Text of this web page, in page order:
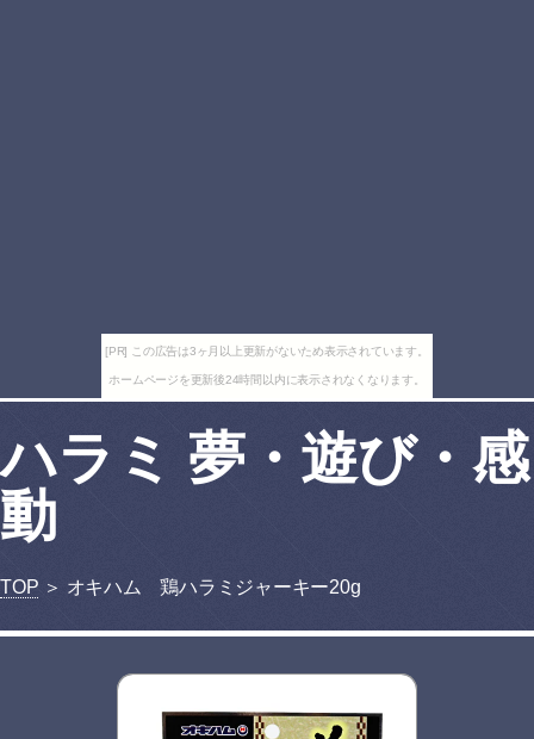
[PR] この広告は3ヶ月以上更新がないため表示されています。
ホームページを更新後24時間以内に表示されなくなります。
ハラミ 夢・遊び・感
動
TOP ＞ オキハム 鶏ハラミジャーキー20g